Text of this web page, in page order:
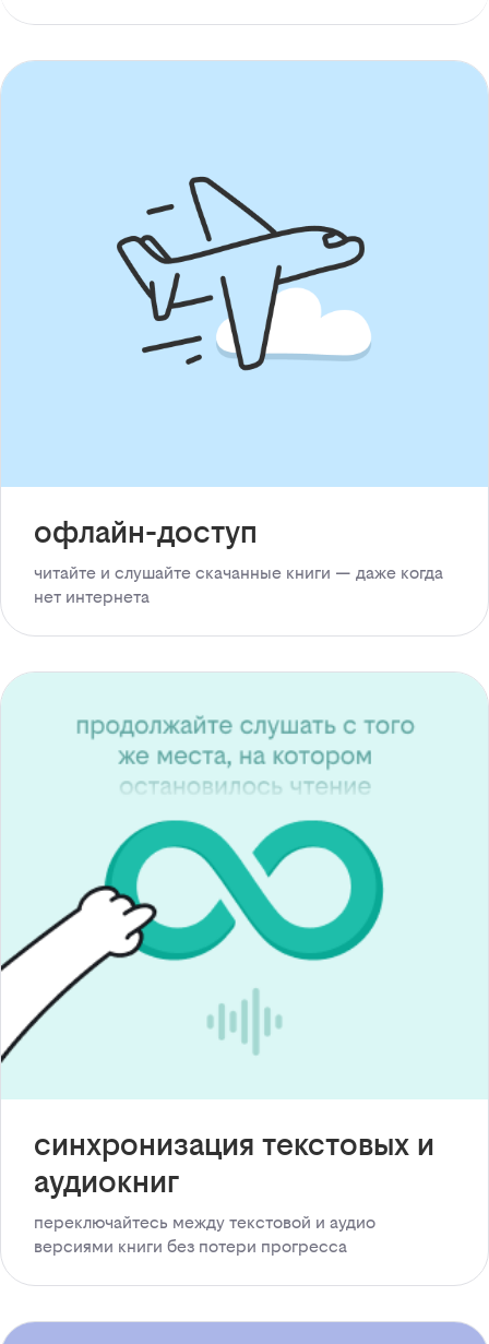
офлайн-доступ
читайте и слушайте скачанные книги — даже когда
нет интернета
синхронизация текстовых и
аудиокниг
переключайтесь между текстовой и аудио
версиями книги без потери прогресса